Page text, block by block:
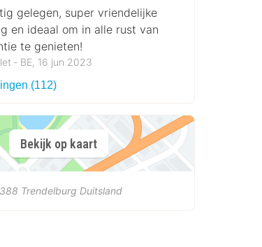
gelegen, super vriendelijke
en ideaal om in alle rust van
te genieten!
‐ BE, 16 jun 2023
(112)
Bekijk op kaart
Trendelburg Duitsland